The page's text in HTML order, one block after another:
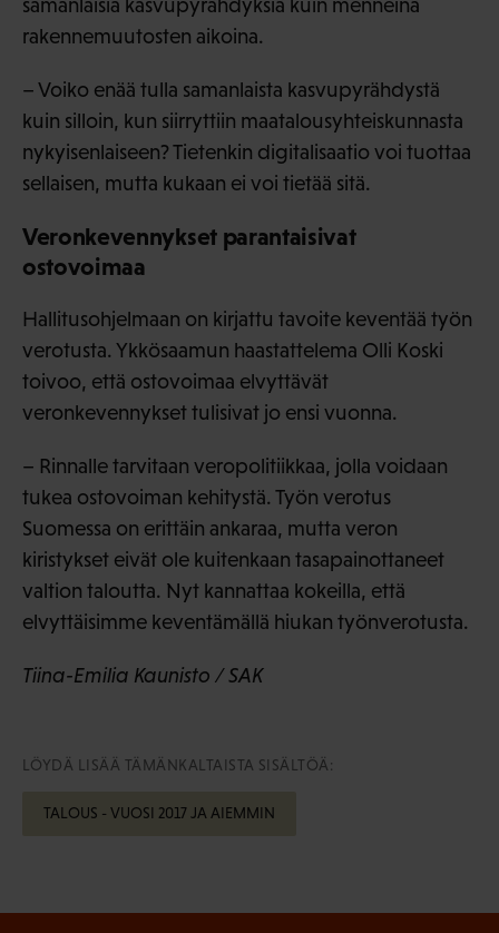
samanlaisia kasvupyrähdyksiä kuin menneinä
rakennemuutosten aikoina.
– Voiko enää tulla samanlaista kasvupyrähdystä
kuin silloin, kun siirryttiin maatalousyhteiskunnasta
nykyisenlaiseen? Tietenkin digitalisaatio voi tuottaa
sellaisen, mutta kukaan ei voi tietää sitä.
Veronkevennykset parantaisivat
ostovoimaa
Hallitusohjelmaan on kirjattu tavoite keventää työn
verotusta. Ykkösaamun haastattelema Olli Koski
toivoo, että ostovoimaa elvyttävät
veronkevennykset tulisivat jo ensi vuonna.
– Rinnalle tarvitaan veropolitiikkaa, jolla voidaan
tukea ostovoiman kehitystä. Työn verotus
Suomessa on erittäin ankaraa, mutta veron
kiristykset eivät ole kuitenkaan tasapainottaneet
valtion taloutta. Nyt kannattaa kokeilla, että
elvyttäisimme keventämällä hiukan työnverotusta.
Tiina-Emilia Kaunisto / SAK
LÖYDÄ LISÄÄ TÄMÄNKALTAISTA SISÄLTÖÄ:
TALOUS - VUOSI 2017 JA AIEMMIN